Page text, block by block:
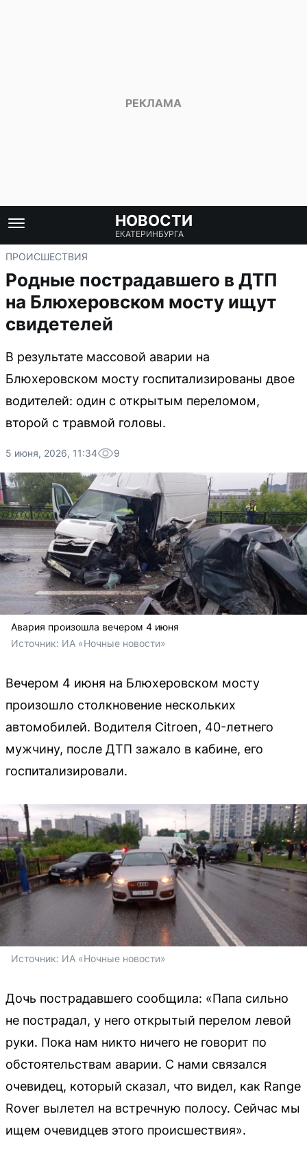
НОВОСТИ
ЕКАТЕРИНБУРГА
ПРОИСШЕСТВИЯ
Родные пострадавшего в ДТП
на Блюхеровском мосту ищут
свидетелей
В результате массовой аварии на
Блюхеровском мосту госпитализированы двое
водителей: один с открытым переломом,
второй с травмой головы.
5 июня, 2026, 11:34 9
Авария произошла вечером 4 июня
Источник: ИА «Ночные новости»
Вечером 4 июня на Блюхеровском мосту
произошло столкновение нескольких
автомобилей. Водителя Citroen, 40-летнего
мужчину, после ДТП зажало в кабине, его
госпитализировали.
Источник: ИА «Ночные новости»
Дочь пострадавшего сообщила: «Папа сильно
не пострадал, у него открытый перелом левой
руки. Пока нам никто ничего не говорит по
обстоятельствам аварии. С нами связался
очевидец, который сказал, что видел, как Range
Rover вылетел на встречную полосу. Сейчас мы
ищем очевидцев этого происшествия».